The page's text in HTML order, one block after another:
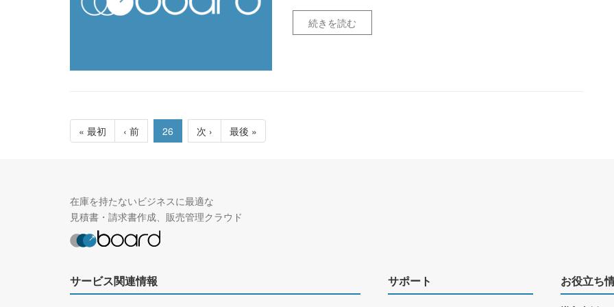
続きを読む
« 最初 ‹ 前 26 次 › 最後 »
在庫を持たないビジネスに最適な
見積書・請求書作成、販売管理クラウド
サービス関連情報 サポート お役立ち